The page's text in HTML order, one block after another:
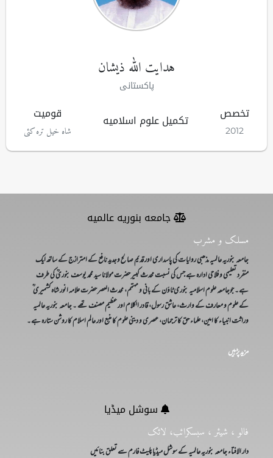
ہدایت اللہ ذیشان
پاكستانى
تخصص
2012
تکمیل علوم اسلامیه قومیت
شاہ خيل ترہ كئى
جامعه بنوریه عالمیه
مسلک و مشرب
جامعہ بنوریہ عالمیہ مذھبی روایات کی پاسداری اور قدیم صالح وجدید نافع کے امترازج کے ساتھ ایک
منفرد تعلیمی و فلاحی ادارہ ہے جس کی نسبت محدث کبیر حضرت مولانا سید محمد یوسف بنوریؒ کی طرف
ہے۔ جوجامعہ علوم اسلامیہ بنوری ٹاؤن کے بانی و مہتمم، محدث العصر حضرت علامہ انور شاہ کشمیری ؒ
کے علوم و معارف کے وارث، عاشق رسول، قادر الکلام اور عظیم مصنف تھے ۔ جامعہ بنوریہ عالمیہ
وراثت انبیاء کا امین، علماء حق کا ترجمان، عصری و دینی علوم کا منبع اور عالم اسلام کا روشن ستارہ ہے۔
مزید پڑہیں
سوشل میڈیا
فالو ، شیئر ، سبسکرائب، لائک
دار الافتاء جامعہ بنوریہ عالمیہ کے سوشل میڈیا پلیٹ فارم سے تعلق بنائیں